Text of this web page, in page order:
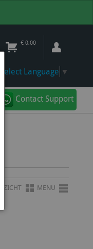
€ 0,00
Select Language ▼
Contact Support
MENU